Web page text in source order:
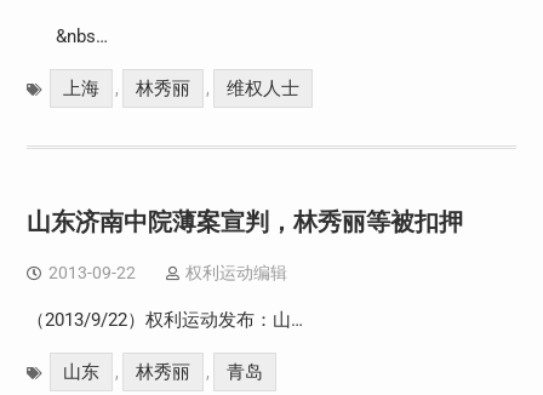
&nbs…
上海 , 林秀丽 , 维权人士
山东济南中院薄案宣判，林秀丽等被扣押
2013-09-22 权利运动编辑
（2013/9/22）权利运动发布：山…
山东 , 林秀丽 , 青岛